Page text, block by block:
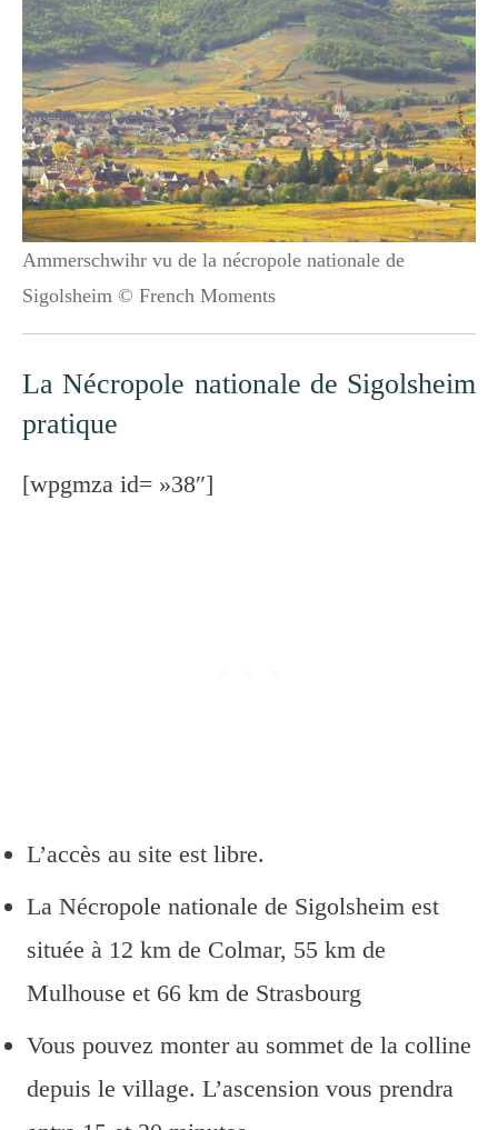
Ammerschwihr vu de la nécropole nationale de
Sigolsheim © French Moments
La Nécropole nationale de Sigolsheim
pratique
[wpgmza id= »38″]
L’accès au site est libre.
La Nécropole nationale de Sigolsheim est
située à 12 km de Colmar, 55 km de
Mulhouse et 66 km de Strasbourg
Vous pouvez monter au sommet de la colline
depuis le village. L’ascension vous prendra